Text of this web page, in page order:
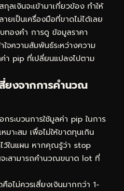
ลเงินจะเข้ามาเกี่ยวข้อง ทำให้
ยเป็นเครื่องมือที่ขาดไม่ได้เลย
ทองคำ การดู ข้อมูลราคา
าใจความสัมพันธ์ระหว่างความ
า pip ที่เปลี่ยนแปลงไปตาม
ยงจากการคำนวณ
กระบวนการใช้มูลค่า pip ในการ
มาะสม เพื่อไม่ให้ขาดทุนเกิน
ว้ในแผน หากคุณรู้ว่า stop
สามารถคำนวณขนาด lot ที่
อไม่ควรเสี่ยงเงินมากกว่า 1-